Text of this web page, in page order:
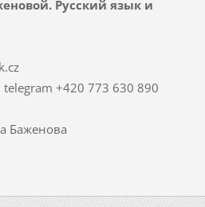
Русский язык и
+420 773 630 890
Баженова